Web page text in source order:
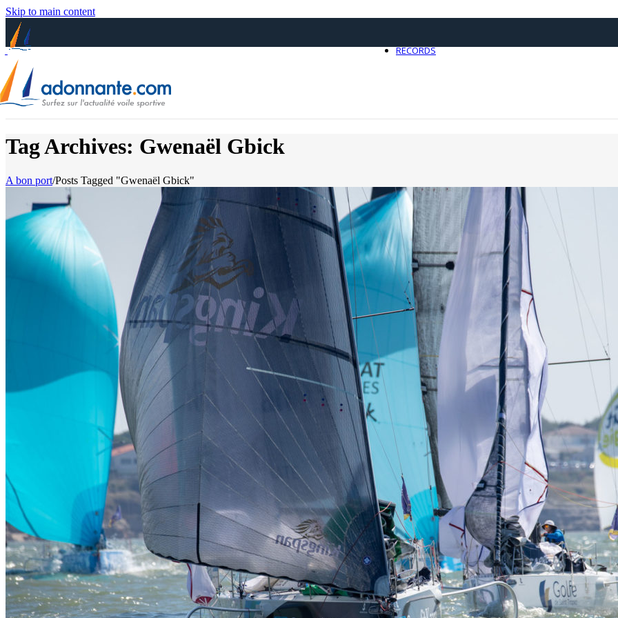
Skip to main content
0
RECORDS
Mai
Classe Ultim 32/23, Records ,Trophée Jules Verne
Un nouveau Maxi Edmond de
Source
Gitana Team
8 mai 2025
0
Tag Archives: Gwenaël Gbick
A bon port/Posts Tagged "Gwenaël Gbick"